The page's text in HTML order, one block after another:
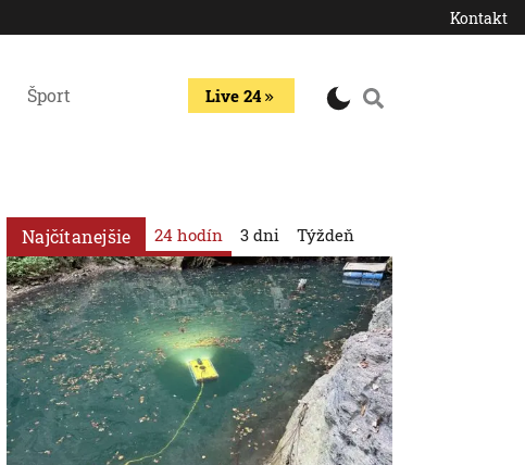
Kontakt
Šport Live 24
Najčítanejšie 24 hodín 3 dni Týždeň